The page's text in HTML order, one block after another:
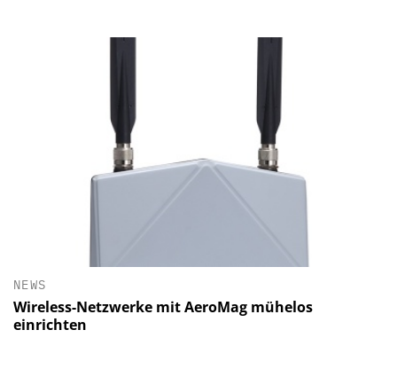
NEWS
Wireless-Netzwerke mit AeroMag mühelos
einrichten